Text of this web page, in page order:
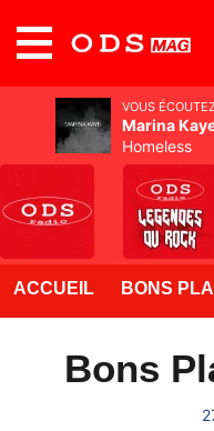
ACCUEIL BONS
Bons
VOUS
Marina
Homeless